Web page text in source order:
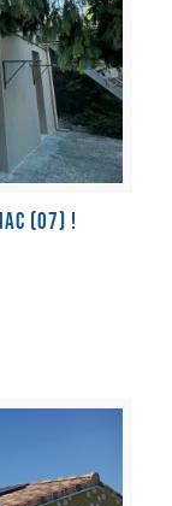
(07) !